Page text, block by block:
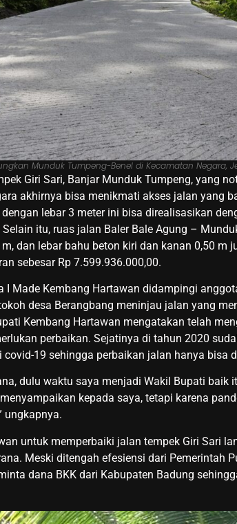
Munduk Tumpeng-Benel di Kecamatan Negara,
Giri Sari, Banjar Munduk Tumpeng, yang
akhirnya bisa menikmati akses jalan yang
lebar 3 meter ini bisa direalisasikan
itu, ruas jalan Baler Bale Agung –
dan lebar bahu beton kiri dan kanan 0,50 m
sebesar Rp 7.599.936.000,00.
I Made Kembang Hartawan didampingi
desa Berangbang meninjau jalan yang
Kembang Hartawan mengatakan telah
perbaikan. Sejatinya di tahun 2020
19 sehingga perbaikan jalan hanya bisa
dulu waktu saya menjadi Wakil Bupati baik
kepada saya, tetapi karena
ungkapnya.
untuk memperbaiki jalan tempek Giri Sari
Meski ditengah efesiensi dari Pemerintah
dana BKK dari Kabupaten Badung